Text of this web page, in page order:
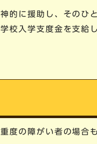
的に援助し、そのひ
校入学支度金を支給
度の障がい者の場合